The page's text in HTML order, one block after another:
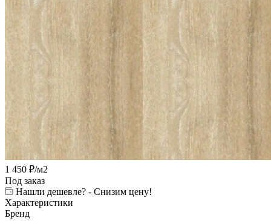
1 450 ₽/м2
Под заказ
Нашли дешевле? - Снизим цену!
Характеристики
Бренд